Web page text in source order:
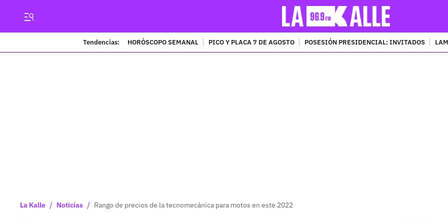
Tendencias: HORÓSCOPO SEMANAL PICO Y PLACA 7 DE AGOSTO POSESIÓN PRESIDENCIAL: INVITADOS
La Kalle / Noticias / Rango de precios de la tecnomecánica para motos en este 2022